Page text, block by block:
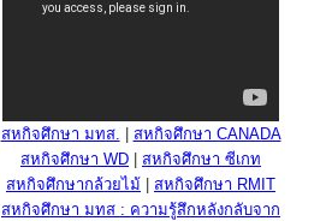
สหกิจศึกษา มทส.
สหกิจศึกษา CANADA
สหกิจศึกษา WD
สหกิจศึกษา ซีเกท
สหกิจศึกษากล้วยไม้
สหกิจศึกษา RMIT
สหกิจศึกษา มทส : ความรู้สึกหลังกลับจาก